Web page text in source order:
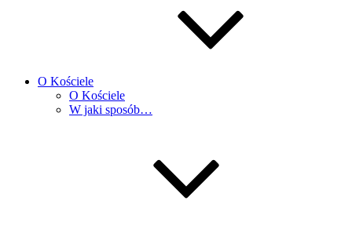
O Kościele
O Kościele
W jaki sposób…